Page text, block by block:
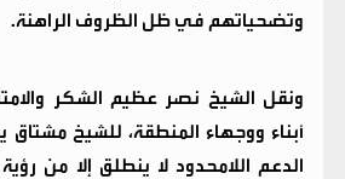
وتضحياتهم في ظل الظروف الراهنة.
​ونقل الشيخ نصر عظيم الشكر
أبناء ووجهاء المنطقة، للشيخ مشتاق
الدعم اللامحدود لا ينطلق إلا من